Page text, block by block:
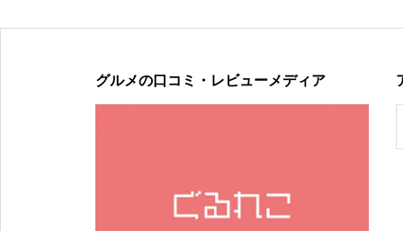
グルメの口コミ・レビューメディア